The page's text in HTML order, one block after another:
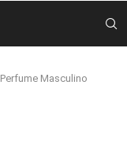
Perfume Masculino